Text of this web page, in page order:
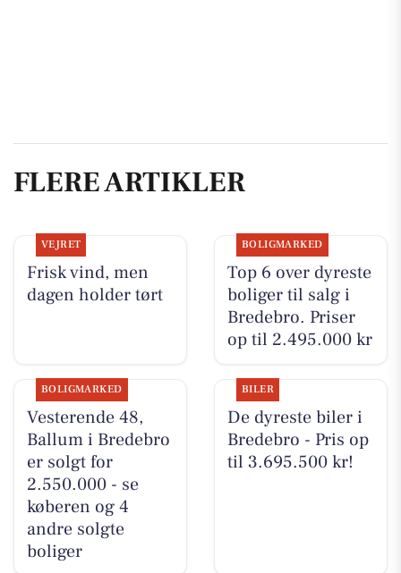
FLERE ARTIKLER
VEJRET
Frisk vind, men
dagen holder tørt
BOLIGMARKED
Top 6 over dyreste
boliger til salg i
Bredebro. Priser
op til 2.495.000 kr
BOLIGMARKED
Vesterende 48,
Ballum i Bredebro
er solgt for
2.550.000 - se
køberen og 4
andre solgte
boliger
BILER
De dyreste biler i
Bredebro - Pris op
til 3.695.500 kr!